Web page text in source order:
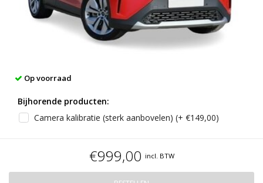
Op voorraad
Bijhorende producten:
Camera kalibratie (sterk aanbovelen) (+ €149,00)
€999,00 incl. BTW